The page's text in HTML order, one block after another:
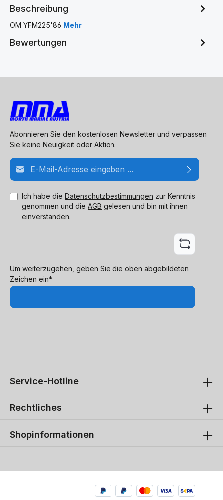
Beschreibung
OM YFM225'86 Mehr
Bewertungen
Abonnieren Sie den kostenlosen Newsletter und verpassen
Sie keine Neuigkeit oder Aktion.
E-Mail-Adresse*
Ich habe die Datenschutzbestimmungen zur Kenntnis
genommen und die AGB gelesen und bin mit ihnen
einverstanden.
Um weiterzugehen, geben Sie die oben abgebildeten
Zeichen ein*
Service-Hotline
Rechtliches
Shopinformationen